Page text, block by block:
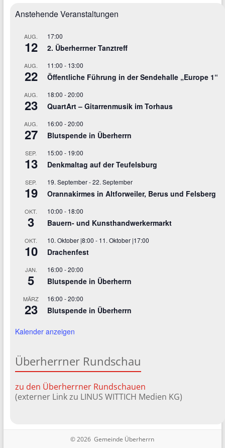
Anstehende Veranstaltungen
AUG.
12
17:00
2. Überherrner Tanztreff
AUG.
22
11:00 - 13:00
Öffentliche Führung in der Sendehalle „Europe 1“
AUG.
23
18:00 -20:00
QuartArt – Gitarrenmusik im Torhaus
AUG.
27
16:00 -20:00
Blutspende in Überherrn
SEP.
13
15:00 - 19:00
Denkmaltag auf der Teufelsburg
SEP.
19
19. September-22. September
Orannakirmes in Altforweiler, Berus und Felsberg
OKT.
3
10:00 - 18:00
Bauern- und Kunsthandwerkermarkt
OKT.
10
10. Oktober |8:00 - 11. Oktober |17:00
Drachenfest
JAN.
5
16:00 -20:00
Blutspende in Überherrn
MÄRZ
23
16:00 -20:00
Blutspende in Überherrn
Kalender anzeigen
Überherrner Rundschau
zu den Überherrner Rundschauen
(externer Link zu LINUS WITTICH Medien KG)
© 2026 Gemeinde Überherrn